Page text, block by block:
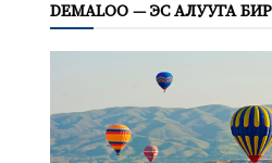
DEMALOO — ЭС АЛУУГА